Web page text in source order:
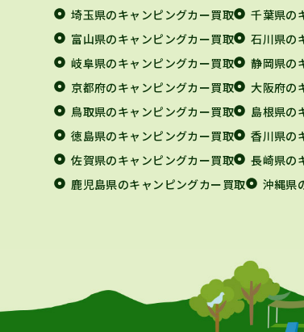
埼玉県のキャンピングカー買取
千葉県の
富山県のキャンピングカー買取
石川県の
岐阜県のキャンピングカー買取
静岡県の
京都府のキャンピングカー買取
大阪府の
鳥取県のキャンピングカー買取
島根県の
徳島県のキャンピングカー買取
香川県の
佐賀県のキャンピングカー買取
長崎県の
鹿児島県のキャンピングカー買取
沖縄県